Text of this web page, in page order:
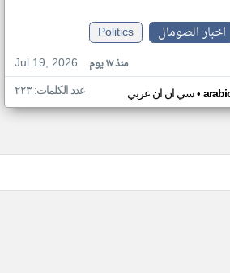
اخبار الصومال
Politics
Jul 19, 2026
منذ ١٧ يوم
سي ان ان عربي• عدد الكلمات: ٢٢٣